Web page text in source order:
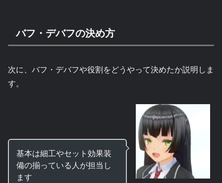
バフ・デバフの決め方
次に、バフ・デバフや役割をどうやって決めたか説明しま
す。
基本は細工やセット効果装
備の揃っている人が担当し
ます